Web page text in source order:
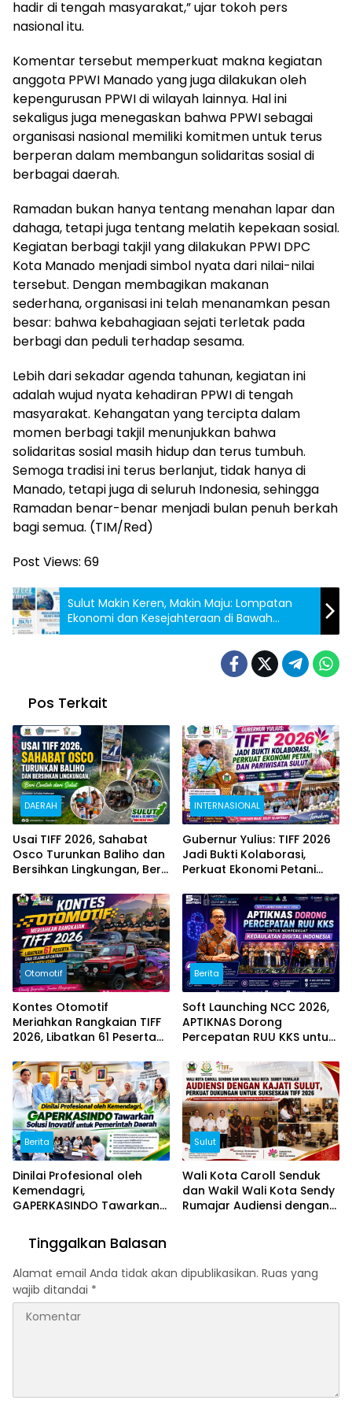
hadir di tengah masyarakat,” ujar tokoh pers
nasional itu.
Komentar tersebut memperkuat makna kegiatan
anggota PPWI Manado yang juga dilakukan oleh
kepengurusan PPWI di wilayah lainnya. Hal ini
sekaligus juga menegaskan bahwa PPWI sebagai
organisasi nasional memiliki komitmen untuk terus
berperan dalam membangun solidaritas sosial di
berbagai daerah.
Ramadan bukan hanya tentang menahan lapar dan
dahaga, tetapi juga tentang melatih kepekaan sosial.
Kegiatan berbagi takjil yang dilakukan PPWI DPC
Kota Manado menjadi simbol nyata dari nilai-nilai
tersebut. Dengan membagikan makanan
sederhana, organisasi ini telah menanamkan pesan
besar: bahwa kebahagiaan sejati terletak pada
berbagi dan peduli terhadap sesama.
Lebih dari sekadar agenda tahunan, kegiatan ini
adalah wujud nyata kehadiran PPWI di tengah
masyarakat. Kehangatan yang tercipta dalam
momen berbagi takjil menunjukkan bahwa
solidaritas sosial masih hidup dan terus tumbuh.
Semoga tradisi ini terus berlanjut, tidak hanya di
Manado, tetapi juga di seluruh Indonesia, sehingga
Ramadan benar-benar menjadi bulan penuh berkah
bagi semua. (TIM/Red)
Post Views: 69
Sulut Makin Keren, Makin Maju: Lompatan
Ekonomi dan Kesejahteraan di Bawah
Kepemimpinan YSK-Victory
Pos Terkait
DAERAH
Usai TIFF 2026, Sahabat
Osco Turunkan Baliho dan
Bersihkan Lingkungan, Beri
INTERNASIONAL
Gubernur Yulius: TIFF 2026
Jadi Bukti Kolaborasi,
Perkuat Ekonomi Petani
Otomotif
Kontes Otomotif
Meriahkan Rangkaian TIFF
2026, Libatkan 61 Peserta
Sulut
Berita
Soft Launching NCC 2026,
APTIKNAS Dorong
Percepatan RUU KKS untuk
Digital Indonesia
Berita
Dinilai Profesional oleh
Kemendagri,
GAPERKASINDO Tawarkan
Pemerintah Daerah
Sulut
Wali Kota Caroll Senduk
dan Wakil Wali Kota Sendy
Rumajar Audiensi dengan
Tinggalkan Balasan
Alamat email Anda tidak akan dipublikasikan. Ruas yang
wajib ditandai *